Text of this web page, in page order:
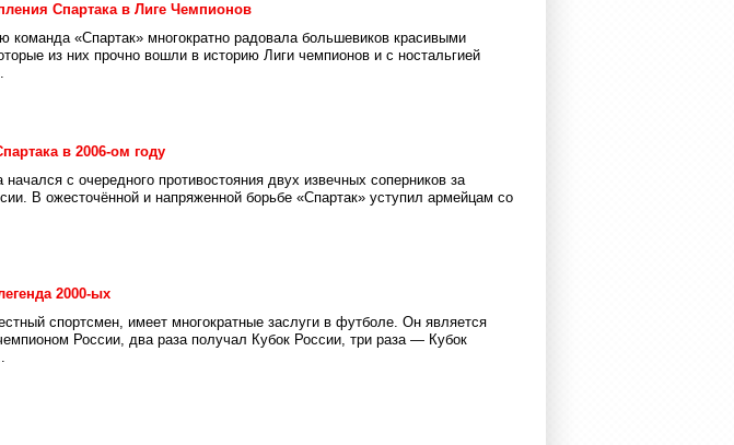
Спартака в Лиге Чемпионов
команда «Спартак» многократно радовала большевиков красивыми
из них прочно вошли в историю Лиги чемпионов и с ностальгией
в 2006-ом году
начался с очередного противостояния двух извечных соперников за
В ожесточённой и напряженной борьбе «Спартак» уступил армейцам со
2000-ых
спортсмен, имеет многократные заслуги в футболе. Он является
России, два раза получал Кубок России, три раза — Кубок